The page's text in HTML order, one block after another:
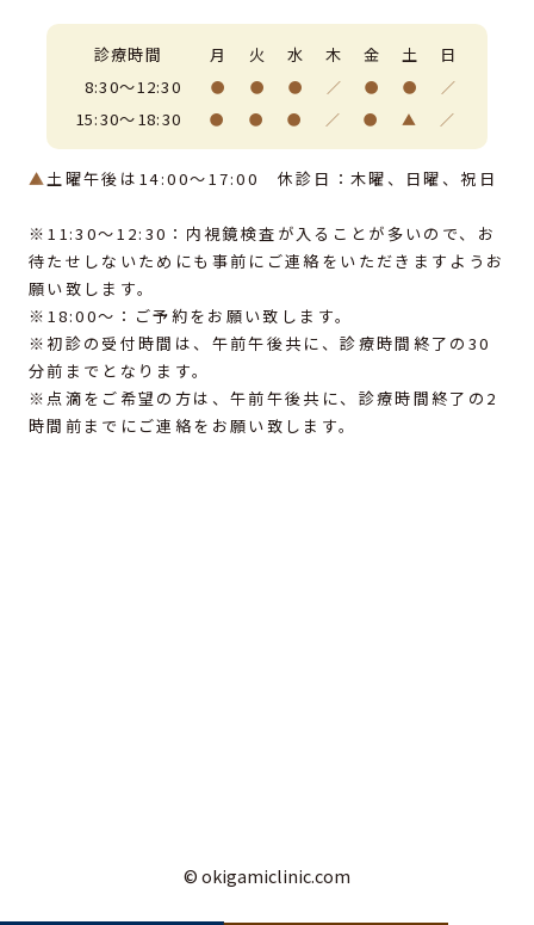
診療時間 月 火 水 木 金 土
日
8:30～12:30
● ● ● ／ ● ● ／
15:30～18:30 ● ● ● ／ ● ▲ ／
▲土曜午後は14:00～17:00 休診日：木曜、日曜、祝日
※11:30〜12:30：内視鏡検査が入ることが多いので、お
待たせしないためにも事前にご連絡をいただきますようお
願い致します。
※18:00〜：ご予約をお願い致します。
※初診の受付時間は、午前午後共に、診療時間終了の30
分前までとなります。
※点滴をご希望の方は、午前午後共に、診療時間終了の2
時間前までにご連絡をお願い致します。
© okigamiclinic.com